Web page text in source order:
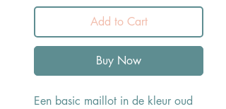
Add to Cart
Buy Now
Een basic maillot in de kleur oud